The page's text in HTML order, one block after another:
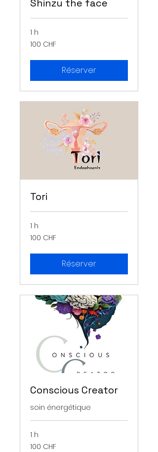
Shinzu the face
1 h
100
francs
100 CHF
Réserver
Tori
1 h
100
francs
100 CHF
Réserver
Conscious Creator
soin énergétique
1 h
100
francs
100 CHF